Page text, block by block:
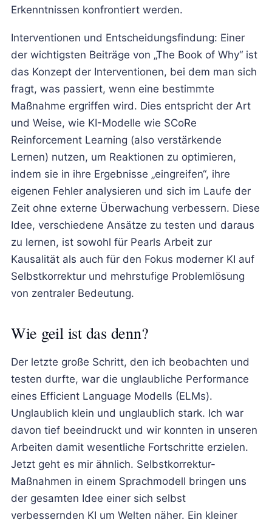
Erkenntnissen konfrontiert werden.
Interventionen und Entscheidungsfindung: Einer
der wichtigsten Beiträge von „The Book of Why“ ist
das Konzept der Interventionen, bei dem man sich
fragt, was passiert, wenn eine bestimmte
Maßnahme ergriffen wird. Dies entspricht der Art
und Weise, wie KI-Modelle wie SCoRe
Reinforcement Learning (also verstärkende
Lernen) nutzen, um Reaktionen zu optimieren,
indem sie in ihre Ergebnisse „eingreifen“, ihre
eigenen Fehler analysieren und sich im Laufe der
Zeit ohne externe Überwachung verbessern. Diese
Idee, verschiedene Ansätze zu testen und daraus
zu lernen, ist sowohl für Pearls Arbeit zur
Kausalität als auch für den Fokus moderner KI auf
Selbstkorrektur und mehrstufige Problemlösung
von zentraler Bedeutung.
Wie geil ist das denn?
Der letzte große Schritt, den ich beobachten und
testen durfte, war die unglaubliche Performance
eines Efficient Language Modells (ELMs).
Unglaublich klein und unglaublich stark. Ich war
davon tief beeindruckt und wir konnten in unseren
Arbeiten damit wesentliche Fortschritte erzielen.
Jetzt geht es mir ähnlich. Selbstkorrektur-
Maßnahmen in einem Sprachmodell bringen uns
der gesamten Idee einer sich selbst
verbessernden KI um Welten näher. Ein kleiner